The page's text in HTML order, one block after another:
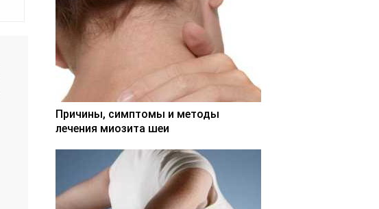
Причины, симптомы и методы
лечения миозита шеи